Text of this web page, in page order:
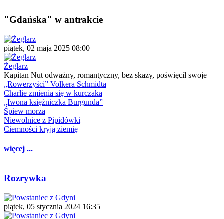
"Gdańska" w antrakcie
piątek, 02 maja 2025 08:00
Żeglarz
Kapitan Nut odważny, romantyczny, bez skazy, poświęcił swoje
„Rowerzyści” Volkera Schmidta
Charlie zmienia się w kurczaka
„Iwona księżniczka Burgunda”
Śpiew morza
Niewolnice z Pipidówki
Ciemności kryją ziemię
więcej ...
Rozrywka
piątek, 05 stycznia 2024 16:35